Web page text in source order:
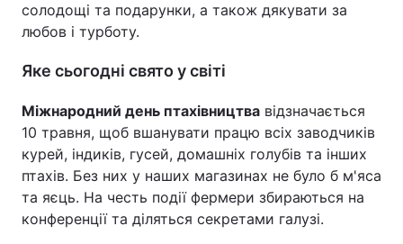
солодощі та подарунки, а також дякувати за
любов і турботу.
Яке сьогодні свято у світі
Міжнародний день птахівництва відзначається
10 травня, щоб вшанувати працю всіх заводчиків
курей, індиків, гусей, домашніх голубів та інших
птахів. Без них у наших магазинах не було б м'яса
та яєць. На честь події фермери збираються на
конференції та діляться секретами галузі.